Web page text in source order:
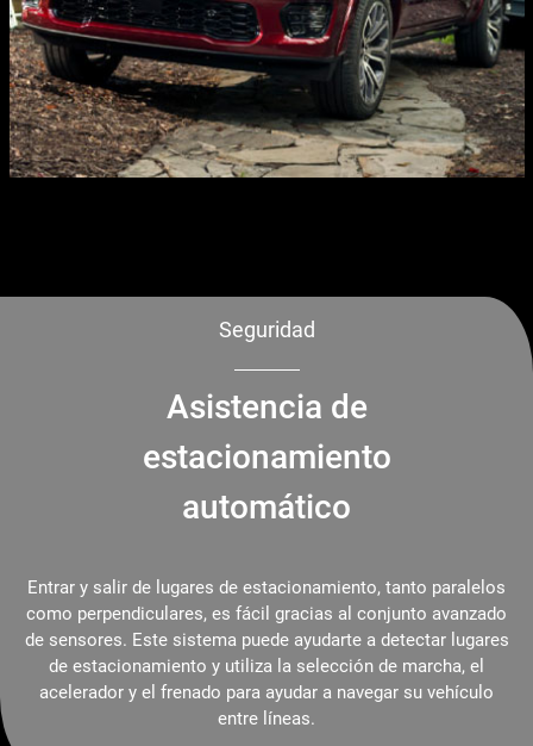
Seguridad
Asistencia de
estacionamiento
automático
Entrar y salir de lugares de estacionamiento, tanto paralelos
como perpendiculares, es fácil gracias al conjunto avanzado
de sensores. Este sistema puede ayudarte a detectar lugares
de estacionamiento y utiliza la selección de marcha, el
acelerador y el frenado para ayudar a navegar su vehículo
entre líneas.